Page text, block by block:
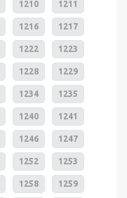
1210 1211
1216 1217
1222 1223
1228 1229
1234 1235
1240 1241
1246 1247
1252 1253
1258 1259